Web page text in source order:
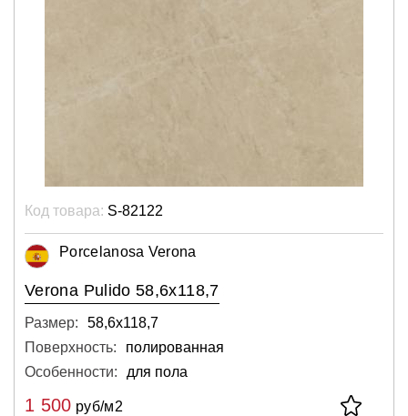
Код товара: S-82122
Porcelanosa Verona
Verona Pulido 58,6x118,7
Размер:
58,6х118,7
Поверхность:
полированная
Особенности:
для пола
1 500 руб/м2